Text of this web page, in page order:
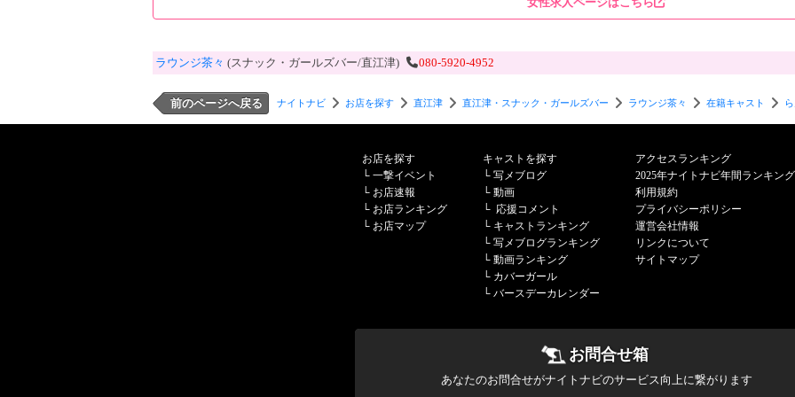
ラウンジ茶々 (スナック・ガールズバー/直江津) 080-5920-4952
前のページへ戻る ナイトナビ お店を探す 直江津 直江津・スナック・ガールズバー ラウンジ茶々 在籍キャスト
お店を探す
└ 一撃イベント
└ お店速報
└ お店ランキング
└ お店マップ
キャストを探す
└ 写メブログ
└ 動画
└ 応援コメント
└ キャストランキング
└ 写メブログランキング
└ 動画ランキング
└ カバーガール
└ バースデーカレンダー
アクセスランキング
2025年ナイトナビ年間ランキング
利用規約
プライバシーポリシー
運営会社情報
リンクについて
サイトマップ
お問合せ箱
あなたのお問合せがナイトナビのサービス向上に繋がります